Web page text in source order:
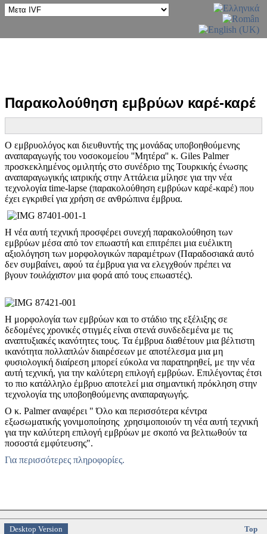
Παρακολούθηση εμβρύων καρέ-καρέ
Ο εμβρυολόγος και διευθυντής της μονάδας υποβοηθούμενης
αναπαραγωγής του νοσοκομείου ''Μητέρα'' κ. Giles Palmer
προσκεκλημένος ομιλητής στο συνέδριο της Τουρκικής ένωσης
αναπαραγωγικής ιατρικής στην Αττάλεια μίλησε για την νέα
τεχνολογία time-lapse (παρακολούθηση εμβρύων καρέ-καρέ) που
έχει εγκριθεί για χρήση σε ανθρώπινα έμβρυα.
Η νέα αυτή τεχνική προσφέρει συνεχή παρακολούθηση των
εμβρύων μέσα από τον επωαστή και επιτρέπει μια ευέλικτη
αξιολόγηση των μορφολογικών παραμέτρων (Παραδοσιακά αυτό
δεν συμβαίνει, αφού τα έμβρυα για να ελεγχθούν πρέπει να
βγουν τουλάχιστον μια φορά από τους επωαστές).
Η μορφολογία των εμβρύων και το στάδιο της εξέλιξης σε
δεδομένες χρονικές στιγμές είναι στενά συνδεδεμένα με τις
αναπτυξιακές ικανότητες τους. Τα έμβρυα διαθέτουν μια βέλτιστη
ικανότητα πολλαπλών διαιρέσεων με αποτέλεσμα μια μη
φυσιολογική διαίρεση μπορεί εύκολα να παρατηρηθεί, με την νέα
αυτή τεχνική, για την καλύτερη επιλογή εμβρύων. Επιλέγοντας έτσι
το πιο κατάλληλο έμβρυο αποτελεί μια σημαντική πρόκληση στην
τεχνολογία της υποβοηθούμενης αναπαραγωγής.
Ο κ. Palmer αναφέρει " Όλο και περισσότερα κέντρα
εξωσωματικής γονιμοποίησης χρησιμοποιούν τη νέα αυτή τεχνική
για την καλύτερη επιλογή εμβρύων με σκοπό να βελτιωθούν τα
ποσοστά εμφύτευσης".
Για περισσότερες πληροφορίες.
Desktop Version Top